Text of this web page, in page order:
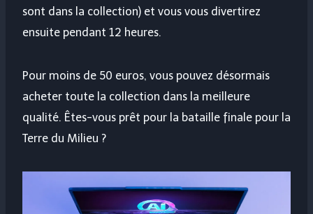
sont dans la collection) et vous vous divertirez
ensuite pendant 12 heures.
Pour moins de 50 euros, vous pouvez désormais
acheter toute la collection dans la meilleure
qualité. Êtes-vous prêt pour la bataille finale pour la
Terre du Milieu ?